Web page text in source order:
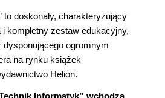
to doskonały, charakteryzujący
kompletny zestaw edukacyjny,
ogromnym
na rynku książek
Helion.
Informatyk” wchodzą